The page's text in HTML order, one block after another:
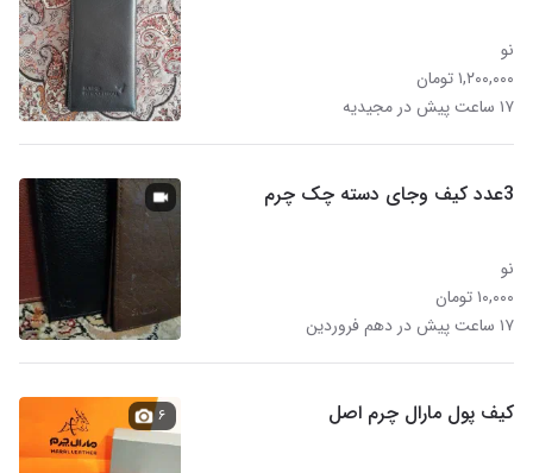
نو
۱,۲۰۰,۰۰۰ تومان
۱۷ ساعت پیش در مجیدیه
3عدد کیف وجای دسته چک چرم
نو
۱۰,۰۰۰ تومان
۱۷ ساعت پیش در دهم فروردین
کیف پول مارال چرم اصل ۶